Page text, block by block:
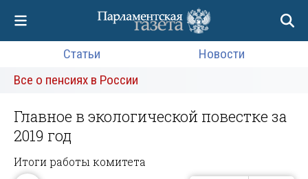
Статьи
Новости
Все о пенсиях в России
Главное в экологической повестке за
2019 год
Итоги работы комитета